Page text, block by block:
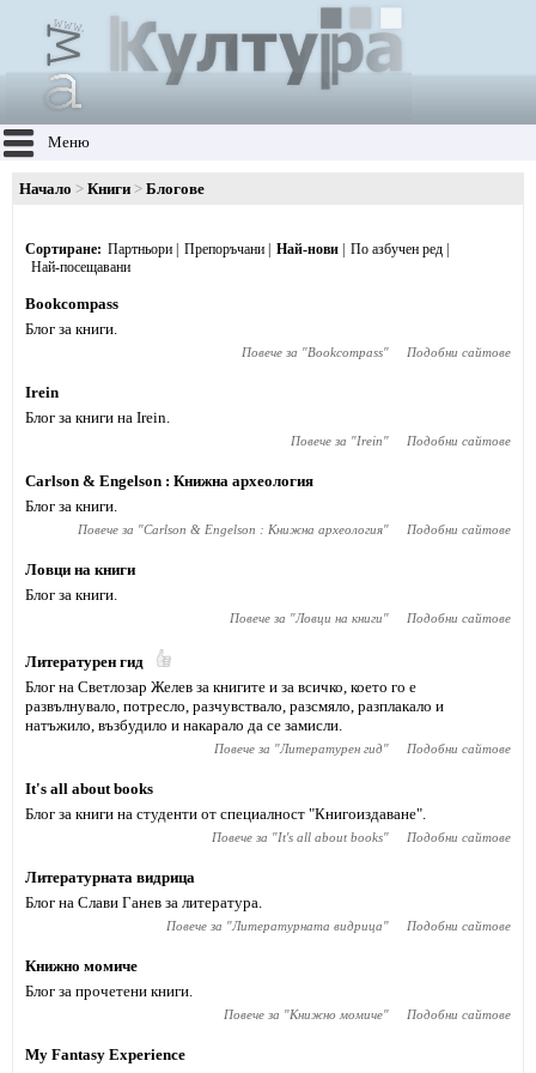
Меню
Начало Книги Блогове
Сортиране Партньори Препоръчани Най-нови
По азбучен ред
Най-посещавани
Bookcompass
Блог за книги.
Повече за "Bookcompass" Подобни сайтове
Irein
Блог за книги на Irein.
Повече за "Irein" Подобни сайтове
Carlson & Engelson : Книжна археология
Блог за книги.
Повече за "Carlson & Engelson : Книжна археология" Подобни сайтове
Ловци на книги
Блог за книги.
Повече за "Ловци на книги" Подобни сайтове
Литературен гид
Блог на Светлозар Желев за книгите и за всичко, което го е
развълнувало, потресло, разчувствало, разсмяло, разплакало и
натъжило, възбудило и накарало да се замисли.
Повече за "Литературен гид" Подобни сайтове
It's all about books
Блог за книги на студенти от специалност "Книгоиздаване".
Повече за "It's all about books" Подобни сайтове
Литературната видрица
Блог на Слави Ганев за литература.
Повече за "Литературната видрица" Подобни сайтове
Книжно момиче
Блог за прочетени книги.
Повече за "Книжно момиче" Подобни сайтове
My Fantasy Experience